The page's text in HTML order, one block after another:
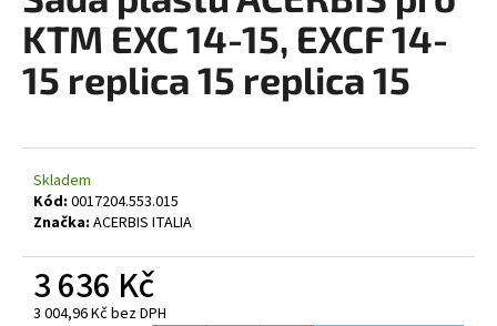
0,0
5
hvězdiček.
KTM EXC 14-15, EXCF 14-
15 replica 15 replica 15
Skladem
Kód: 0017204.553.015
Značka: ACERBIS ITALIA
3 636 Kč
3 004,96 Kč bez DPH
a
j
í
?
HLEDAT